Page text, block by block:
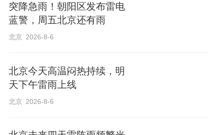
突降急雨！朝阳区发布雷电
蓝警，周五北京还有雨
北京 2026-8-6
北京今天高温闷热持续，明
天下午雷雨上线
北京 2026-8-6